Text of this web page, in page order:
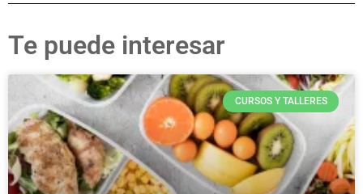
Te puede interesar
CURSOS Y TALLERES